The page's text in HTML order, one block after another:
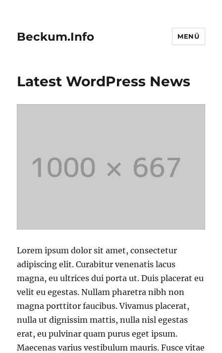
Beckum.Info MENÜ
Latest WordPress News
Lorem ipsum dolor sit amet, consectetur
adipiscing elit. Curabitur venenatis lacus
magna, eu ultrices dui porta ut. Duis placerat eu
velit eu egestas. Nullam pharetra nibh non
magna porttitor faucibus. Vivamus placerat,
nulla ut dignissim mattis, nulla nisl egestas
erat, eu pulvinar quam purus eget ipsum.
Maecenas varius vestibulum mauris. Fusce vitae